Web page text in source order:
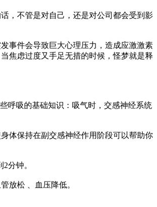
，不管是对自己，还是对公司都会受到影
事件会导致巨大心理压力，造成应激激素
焦虑过度又手足无措的时候，怪梦就是释
呼吸的基础知识：吸气时，交感神经系统
体保持在副交感神经作用阶段可以帮助你
分钟。
放松 、血压降低。